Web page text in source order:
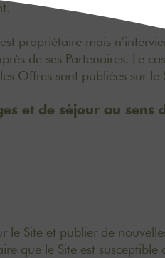
propriétaire mais
de ses Partenaires. Le
Offres sont publiées sur le
et de séjour au sens
Site et publier de
que le Site est